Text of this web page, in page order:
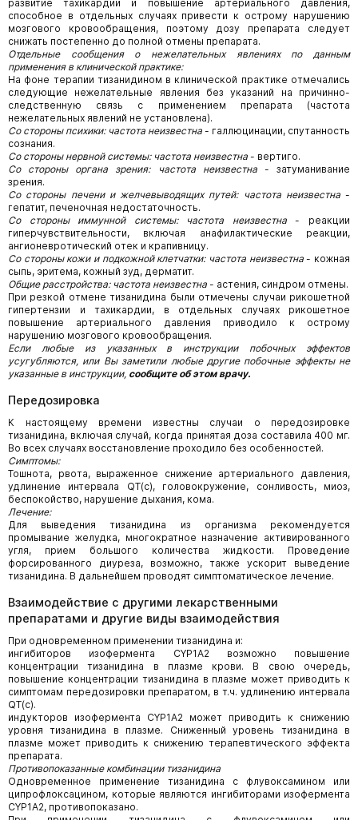
развитие тахикардии и повышение артериального давления,
способное в отдельных случаях привести к острому нарушению
мозгового кровообращения, поэтому дозу препарата
следует
снижать постепенно до полной отмены препарата.
Отдельные сообщения о нежелательных явлениях по данным
применения в клинической практике:
На фоне терапии тизанидином в клинической практике отмечались
следующие нежелательные явления без указаний на причинно-
следственную связь с применением препарата (частота
нежелательных явлений не установлена).
Со стороны психики: частота неизвестна - галлюцинации, спутанность
сознания.
Со стороны нервной системы: частота неизвестна - вертиго.
Со стороны органа зрения: частота неизвестна - затуманивание
зрения.
Со стороны печени и желчевыводящих путей: частота неизвестна -
гепатит, печеночная недостаточность.
Со стороны иммунной системы: частота неизвестна- реакции
гиперчувствительности, включая анафилактические реакции,
ангионевротический отек и крапивницу.
Со стороны кожи и подкожной клетчатки: частота неизвестна- кожная
сыпь, эритема, кожный зуд, дерматит.
Общие расстройства: частота неизвестна - астения, синдром отмены.
При резкой отмене тизанидина были отмечены случаи рикошетной
гипертензии и тахикардии, в отдельных случаях рикошетное
повышение артериального давления приводило к острому
нарушению мозгового кровообращения.
Если любые из указанных в инструкции побочных эффектов
усугубляются, или Вы заметили любые другие побочные эффекты не
указанные в инструкции, сообщите об этом врачу.
Передозировка
К настоящему времени известны случаи о передозировке
тизанидина, включая случай, когда принятая доза составила 400 мг.
Во всех случаях восстановление проходило без особенностей.
Симптомы:
Тошнота, рвота, выраженное снижение артериального давления,
удлинение интервала QT(c), головокружение, сонливость, миоз,
беспокойство, нарушение дыхания, кома.
Лечение:
Для выведения тизанидина из организма рекомендуется
промывание желудка, многократное назначение активированного
угля, прием большого количества жидкости. Проведение
форсированного диуреза, возможно, также ускорит выведение
тизанидина. В дальнейшем проводят симптоматическое лечение.
Взаимодействие с другими лекарственными
препаратами и другие виды взаимодействия
При одновременном применении тизанидина и:
ингибиторов изофермента CYP1A2 возможно повышение
концентрации тизанидина в плазме крови. В свою очередь,
повышение концентрации тизанидина в плазме может приводить к
симптомам передозировки препаратом, в т.ч. удлинению интервала
QT(c).
индукторов изофермента CYP1A2 может приводить к снижению
уровня тизанидина в плазме. Сниженный уровень тизанидина в
плазме может приводить к снижению терапевтического эффекта
препарата.
Противопоказанные комбинации тизанидина
Одновременное применение тизанидина с флувоксамином или
ципрофлоксацином, которые являются ингибиторами изофермента
CYP1A2, противопоказано.